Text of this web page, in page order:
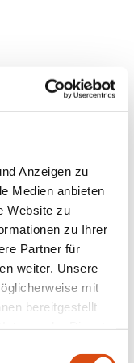
Anzeigen zu
Medien anbieten
Website zu
zu Ihrer
Partner für
weiter. Unsere
mit
bereitgestellt